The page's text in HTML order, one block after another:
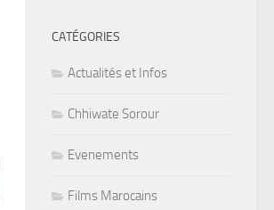
CATÉGORIES
Actualités et Infos
Chhiwate Sorour
Evenements
Films Marocains